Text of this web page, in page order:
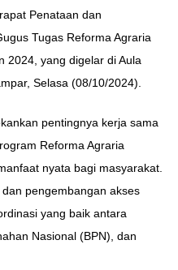
Penataan dan
Tugas Reforma Agraria
2024, yang digelar di Aula
Selasa (08/10/2024).
pentingnya kerja sama
Reforma Agraria
nyata bagi masyarakat.
pengembangan akses
yang baik antara
Nasional (BPN), dan